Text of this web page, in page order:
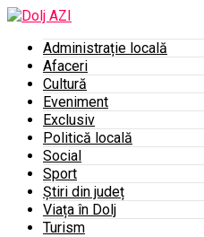
Administrație locală
Afaceri
Cultură
Eveniment
Exclusiv
Politică locală
Social
Sport
Știri din județ
Viața în Dolj
Turism